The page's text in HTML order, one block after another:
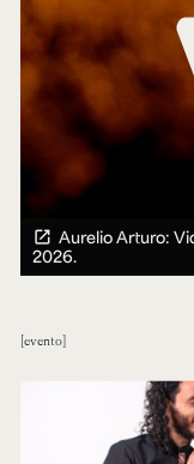
Aurelio Arturo:
2026.
evento